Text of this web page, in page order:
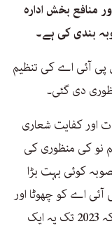
منافع بخش ادارہ
بندی کی ہے۔
پی آئی اے کی تنظیم
دی گئی۔
اور کفایت شعاری
نو کی منظوری کی
کوئی بہت بڑا
آئی اے کو چھوٹا اور
زیادہ موثر بنانے کی کوشش کی جائے گی تاکہ 2023 تک یہ ایک